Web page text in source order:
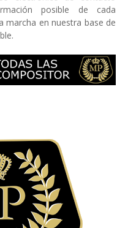
posible de cada
marcha en nuestra base de